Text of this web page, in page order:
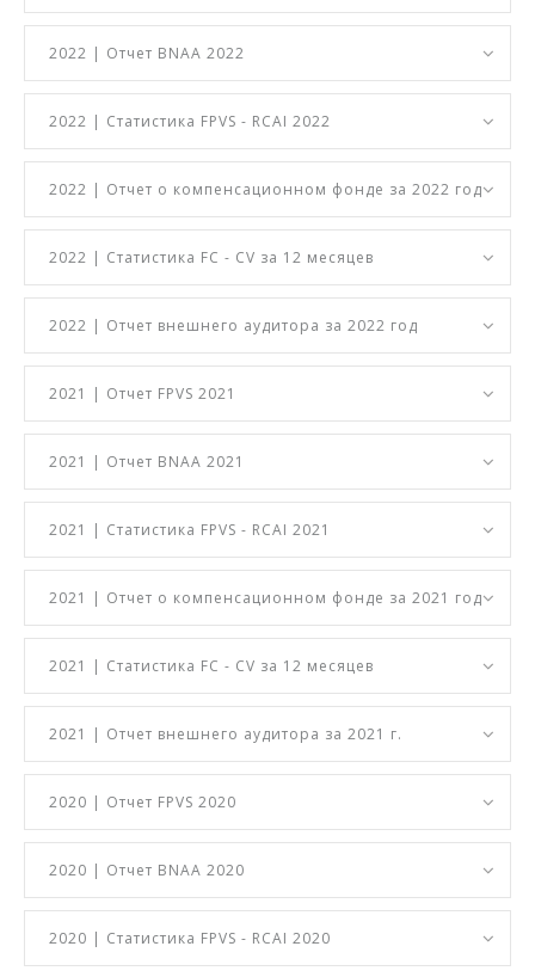
2022 | Отчет BNAA 2022
2022 | Статистика FPVS - RCAI 2022
2022 | Отчет о компенсационном фонде за 2022 год
2022 | Статистика FC - CV за 12 месяцев
2022 | Отчет внешнего аудитора за 2022 год
2021 | Отчет FPVS 2021
2021 | Отчет BNAA 2021
2021 | Статистика FPVS - RCAI 2021
2021 | Отчет о компенсационном фонде за 2021 год
2021 | Статистика FC - CV за 12 месяцев
2021 | Отчет внешнего аудитора за 2021 г.
2020 | Отчет FPVS 2020
2020 | Отчет BNAA 2020
2020 | Статистика FPVS - RCAI 2020